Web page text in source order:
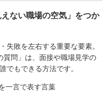
ない職場の空気」をつか
失敗を左右する重要な要素。
質問」は、面接や職場見学の
でもできる方法です。
一言で表す言葉